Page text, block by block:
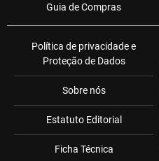
Guia de Compras
Política de privacidade e
Proteção de Dados
Sobre nós
Estatuto Editorial
Ficha Técnica